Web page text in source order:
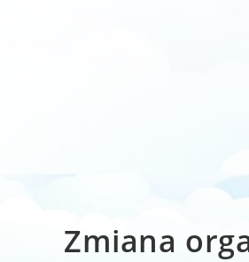
Zmiana